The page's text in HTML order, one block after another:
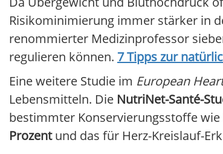
Risikominimierung immer stärker in
renommierter Medizinprofessor
regulieren können. 7 Tipps zur
Eine weitere Studie im European
Lebensmitteln. Die NutriNet-Santé-
bestimmter Konservierungsstoffe wie
Prozentund das für Herz-Kreislauf-